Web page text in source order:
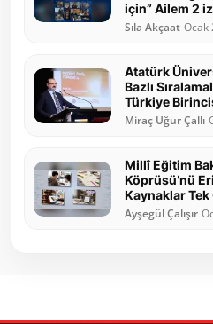
için” Ailem 2
Sıla Akçaat Ocak
Atatürk
Bazlı
Türkiye
Miraç Uğur Çallı
Millî Eğitim
Köprüsü’nü
Kaynaklar Tek
Ayşegül Çalışır